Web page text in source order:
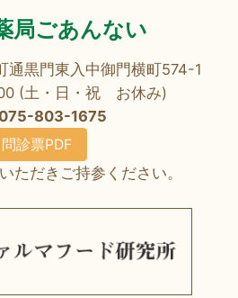
局ごあんない
通黒門東入中御門横町574-1
(土・日・祝 お休み)
803-1675
問診票PDF
ただきご持参ください。